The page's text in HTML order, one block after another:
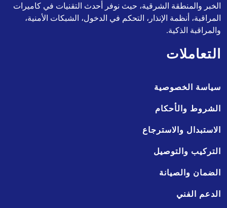
الخبر والمنطقة الشرقية، حيث نوفر أحدث التقنيات في كاميرات
المراقبة، أنظمة الإنذار، التحكم في الدخول، الشبكات الأمنية،
والمراقبة الذكية.
التعاملات
سياسة الخصوصية
الشروط والأحكام
الاستبدال والاسترجاع
التركيب والتوصيل
الضمان والصيانة
الدعم الفني